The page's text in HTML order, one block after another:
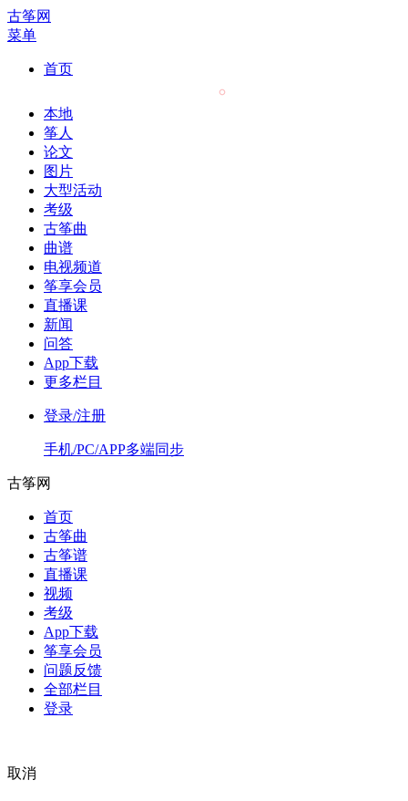
古筝网
菜单
首页
本地
筝人
论文
图片
大型活动
考级
古筝曲
曲谱
电视频道
筝享会员
直播课
新闻
问答
App下载
更多栏目
登录/注册
手机/PC/APP多端同步
古筝网
首页
古筝曲
古筝谱
直播课
视频
考级
App下载
筝享会员
问题反馈
全部栏目
登录
取消